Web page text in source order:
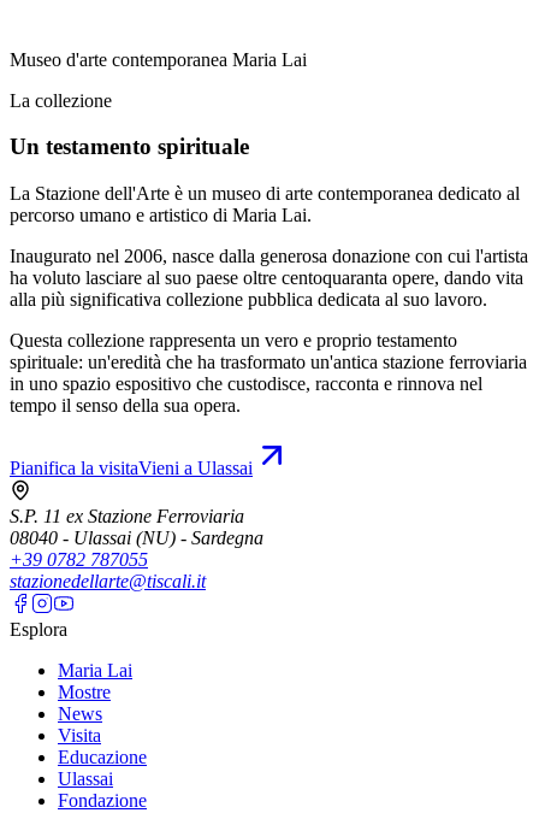
Museo d'arte contemporanea Maria Lai
La collezione
Un testamento spirituale
La Stazione dell'Arte è un museo di arte contemporanea dedicato al
percorso umano e artistico di Maria Lai.
Inaugurato nel 2006, nasce dalla generosa donazione con cui l'artista
ha voluto lasciare al suo paese oltre centoquaranta opere, dando vita
alla più significativa collezione pubblica dedicata al suo lavoro.
Questa collezione rappresenta un vero e proprio testamento
spirituale: un'eredità che ha trasformato un'antica stazione ferroviaria
in uno spazio espositivo che custodisce, racconta e rinnova nel
tempo il senso della sua opera.
Pianifica la visitaVieni a Ulassai
S.P. 11 ex Stazione Ferroviaria
08040 - Ulassai (NU) - Sardegna
+39 0782 787055
stazionedellarte@tiscali.it
Esplora
Maria Lai
Mostre
News
Visita
Educazione
Ulassai
Fondazione